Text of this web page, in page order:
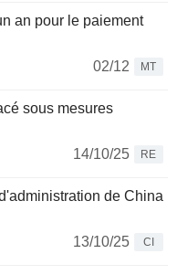
an pour le paiement
02/12
MT
sous mesures
14/10/25
RE
de China
13/10/25
CI